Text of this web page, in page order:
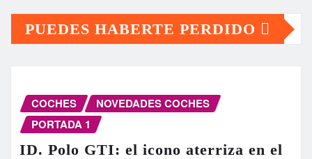
PUEDES HABERTE PERDIDO
COCHES
NOVEDADES COCHES
PORTADA 1
ID. Polo GTI: el icono aterriza en el